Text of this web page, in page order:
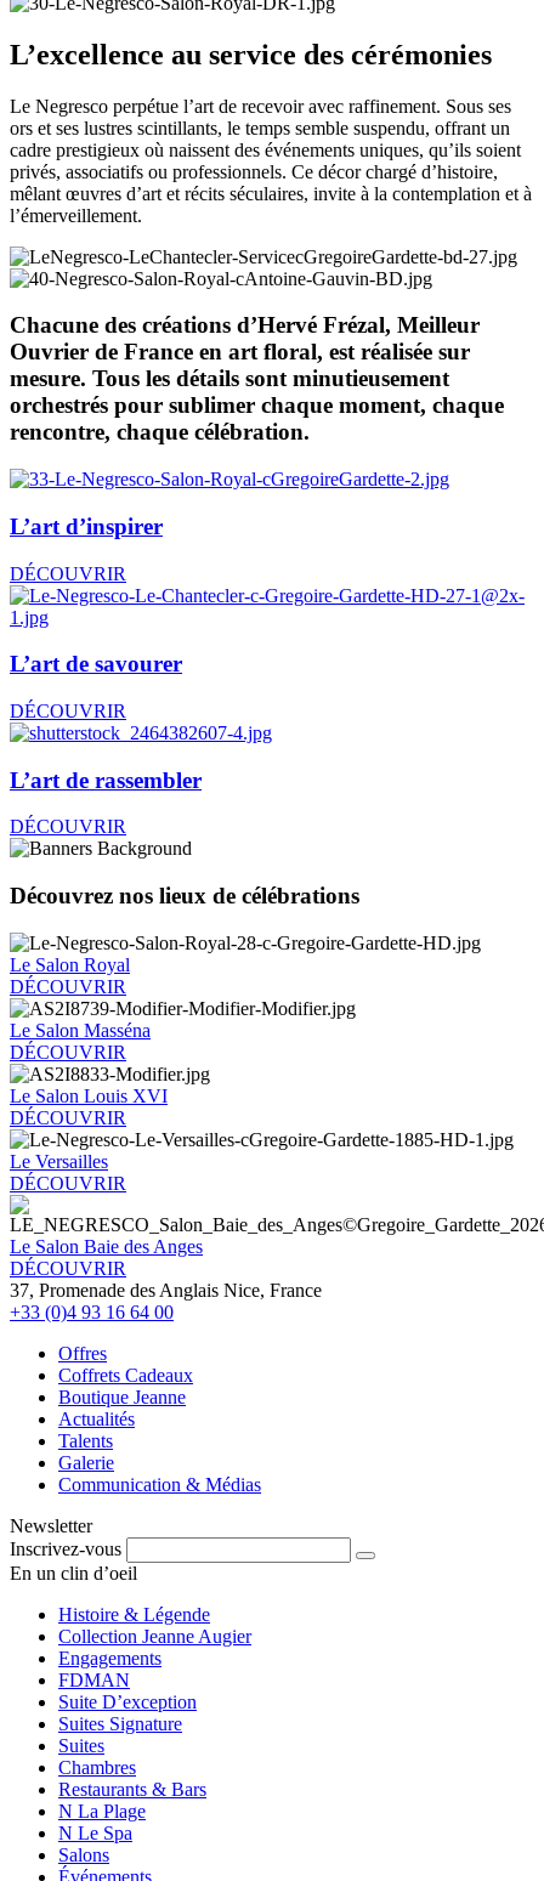
L’excellence au service des cérémonies
Le Negresco perpétue l’art de recevoir avec raffinement. Sous ses
ors et ses lustres scintillants, le temps semble suspendu, offrant un
cadre prestigieux où naissent des événements uniques, qu’ils soient
privés, associatifs ou professionnels. Ce décor chargé d’histoire,
mêlant œuvres d’art et récits séculaires, invite à la contemplation et à
l’émerveillement.
Chacune des créations d’Hervé Frézal, Meilleur
Ouvrier de France en art floral, est réalisée sur
mesure. Tous les détails sont minutieusement
orchestrés pour sublimer chaque moment, chaque
rencontre, chaque célébration.
L’art d’inspirer
DÉCOUVRIR
L’art de savourer
DÉCOUVRIR
L’art de rassembler
DÉCOUVRIR
Découvrez nos lieux de célébrations
Le Salon Royal
DÉCOUVRIR
Le Salon Masséna
DÉCOUVRIR
Le Salon Louis XVI
DÉCOUVRIR
Le Versailles
DÉCOUVRIR
Le Salon Baie des Anges
DÉCOUVRIR
37, Promenade des Anglais Nice, France
+33 (0)4 93 16 64 00
Offres
Coffrets Cadeaux
Boutique Jeanne
Actualités
Talents
Galerie
Communication & Médias
Newsletter
Inscrivez-vous
En un clin d’oeil
Histoire & Légende
Collection Jeanne Augier
Engagements
FDMAN
Suite D’exception
Suites Signature
Suites
Chambres
Restaurants & Bars
N La Plage
N Le Spa
Salons
Événements